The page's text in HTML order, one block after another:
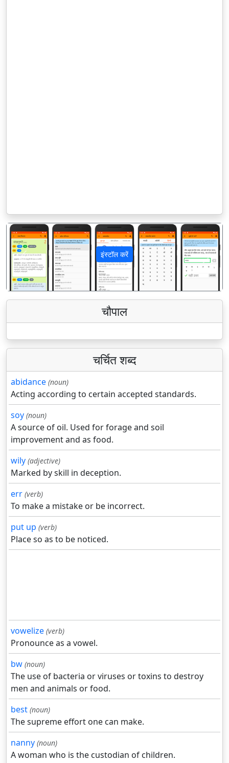
इंस्टॉल करें
पिछला अगला
चौपाल
चर्चित शब्द
abidance (noun)
Acting according to certain accepted standards.
soy (noun)
A source of oil. Used for forage and soil
improvement and as food.
wily (adjective)
Marked by skill in deception.
err (verb)
To make a mistake or be incorrect.
put up (verb)
Place so as to be noticed.
vowelize (verb)
Pronounce as a vowel.
bw (noun)
The use of bacteria or viruses or toxins to destroy
men and animals or food.
best (noun)
The supreme effort one can make.
nanny (noun)
A woman who is the custodian of children.